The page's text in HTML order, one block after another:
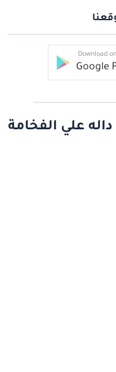
Download
Google
علي الفخامة